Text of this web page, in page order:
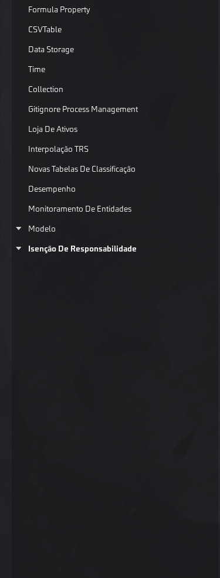
Formula Property
CSVTable
Data Storage
Time
Collection
Gitignore Process Management
Loja De Ativos
Interpolação TRS
Novas Tabelas De Classificação
Desempenho
Monitoramento De Entidades
Modelo
Isenção De Responsabilidade